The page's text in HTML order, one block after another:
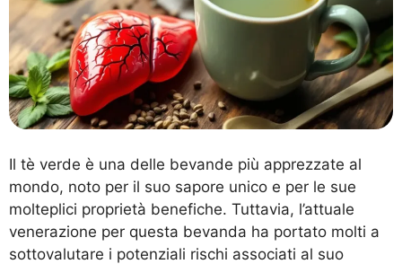
Il tè verde è una delle bevande più apprezzate al
mondo, noto per il suo sapore unico e per le sue
molteplici proprietà benefiche. Tuttavia, l’attuale
venerazione per questa bevanda ha portato molti a
sottovalutare i potenziali rischi associati al suo